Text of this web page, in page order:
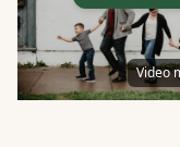
Video